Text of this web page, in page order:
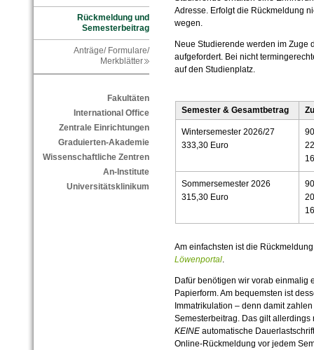
Rückmeldung und
Semesterbeitrag
Anträge/ Formulare/
Merkblätter
Fakultäten
International Office
Zentrale Einrichtungen
Graduierten-Akademie
Wissenschaftliche Zentren
An-Institute
Universitätsklinikum
Adresse. Erfolgt die Rückmeldung
wegen.
Neue Studierende werden im Zuge
aufgefordert. Bei nicht
auf den Studienplatz.
Semester & Gesamtbetrag
Wintersemester 2026/27
333,30 Euro
Sommersemester 2026
315,30 Euro
Am einfachsten ist die
Löwenportal.
Dafür benötigen wir vorab einmalig
Papierform. Am bequemsten ist
Immatrikulation – denn damit
Semesterbeitrag. Das gilt allerdings
KEINEautomatische
Online-Rückmeldung vor jedem